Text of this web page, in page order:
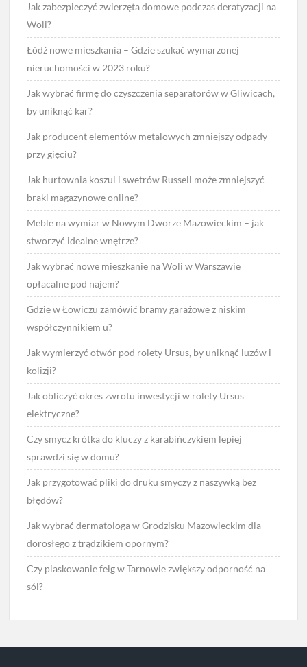
Jak zabezpieczyć zwierzęta domowe podczas deratyzacji na
Woli?
Łódź nowe mieszkania – Gdzie szukać wymarzonej
nieruchomości w 2023 roku?
Jak wybrać firmę do czyszczenia separatorów w Gliwicach,
by uniknąć kar?
Jak producent elementów metalowych zmniejszy odpady
przy gięciu?
Jak hurtownia koszul i swetrów Russell może zmniejszyć
braki magazynowe online?
Meble na wymiar w Nowym Dworze Mazowieckim – jak
stworzyć idealne wnętrze?
Jak wybrać nowe mieszkanie na Woli w Warszawie
opłacalne pod najem?
Gdzie w Łowiczu zamówić bramy garażowe z niskim
współczynnikiem u?
Jak wymierzyć otwór pod rolety Ursus, by uniknąć luzów i
kolizji?
Jak obliczyć okres zwrotu inwestycji w rolety Ursus
elektryczne?
Czy smycz krótka do kluczy z karabińczykiem lepiej
sprawdzi się w domu?
Jak przygotować pliki do druku smyczy z naszywką bez
błędów?
Jak wybrać dermatologa w Grodzisku Mazowieckim dla
dorosłego z trądzikiem opornym?
Czy piaskowanie felg w Tarnowie zwiększy odporność na
sól?